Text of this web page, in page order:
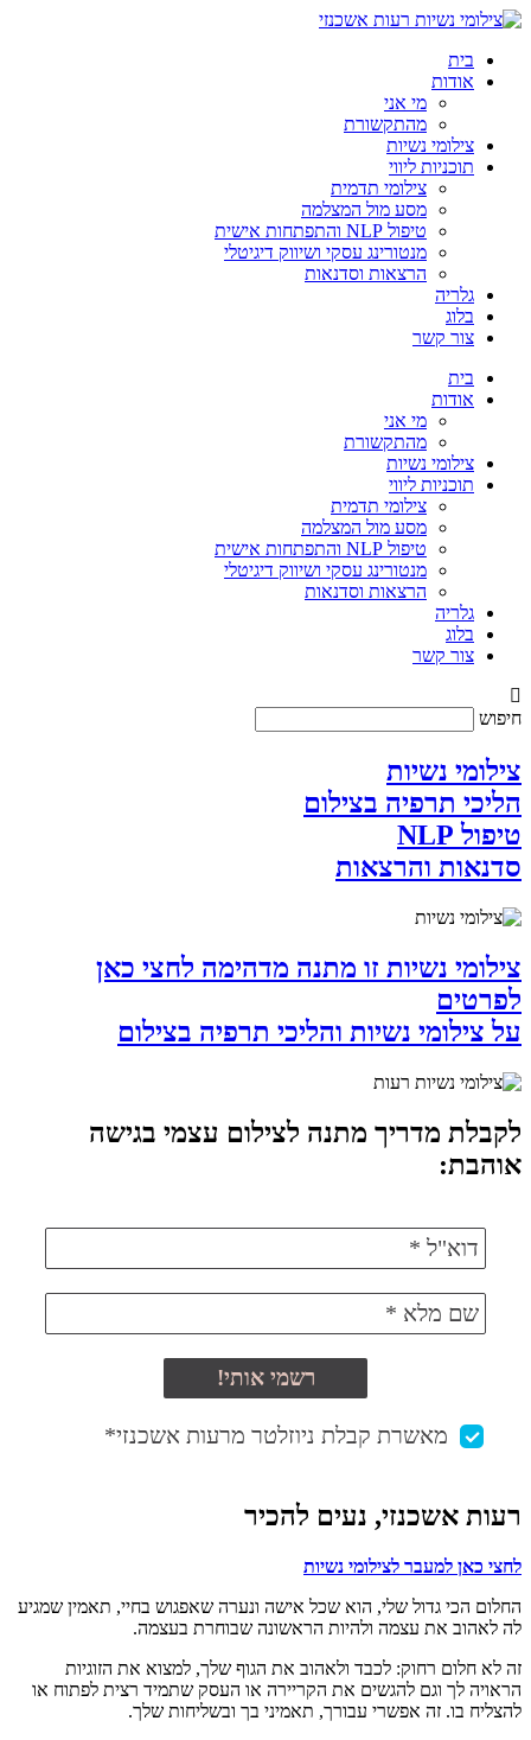
בית
אודות
מי אני
מהתקשורת
צילומי נשיות
תוכניות ליווי
צילומי תדמית
מסע מול המצלמה
טיפול NLP והתפתחות אישית
מנטורינג עסקי ושיווק דיגיטלי
הרצאות וסדנאות
גלריה
בלוג
צור קשר
בית
אודות
מי אני
מהתקשורת
צילומי נשיות
תוכניות ליווי
צילומי תדמית
מסע מול המצלמה
טיפול NLP והתפתחות אישית
מנטורינג עסקי ושיווק דיגיטלי
הרצאות וסדנאות
גלריה
בלוג
צור קשר
חיפוש
צילומי נשיות
הליכי תרפיה בצילום
טיפול NLP
סדנאות והרצאות
צילומי נשיות זו מתנה מדהימה לחצי כאן
לפרטים
על צילומי נשיות והליכי תרפיה בצילום
לקבלת מדריך מתנה לצילום עצמי בגישה
אוהבת:
רעות אשכנזי, נעים להכיר
לחצי כאן למעבר לצילומי נשיות
החלום הכי גדול שלי, הוא שכל אישה ונערה שאפגוש בחיי, תאמין שמגיע
לה לאהוב את עצמה ולהיות הראשונה שבוחרת בעצמה.
זה לא חלום רחוק: לכבד ולאהוב את הגוף שלך, למצוא את הזוגיות
הראויה לך וגם להגשים את הקריירה או העסק שתמיד רצית לפתוח או
להצליח בו. זה אפשרי עבורך, תאמיני בך ובשליחות שלך.